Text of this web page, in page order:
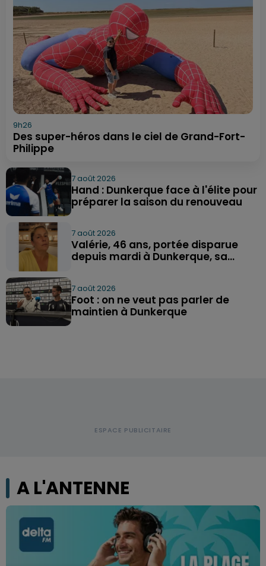
9h26
Des super-héros dans le ciel de Grand-Fort-
Philippe
7 août 2026
Hand : Dunkerque face à l'élite pour
préparer la saison du renouveau
7 août 2026
Valérie, 46 ans, portée disparue
depuis mardi à Dunkerque, sa...
7 août 2026
Foot : on ne veut pas parler de
maintien à Dunkerque
A L'ANTENNE